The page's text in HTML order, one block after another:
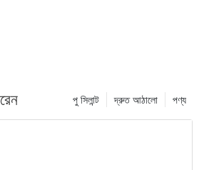
পণ্য
দ্রুত আঠালো
পু সিলান্ট